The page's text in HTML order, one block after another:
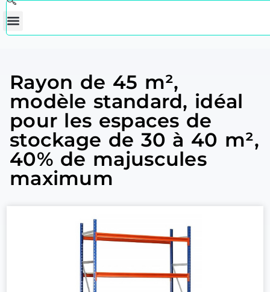
Rayon de 45 m²,
modèle standard, idéal
pour les espaces de
stockage de 30 à 40 m²,
40% de majuscules
maximum